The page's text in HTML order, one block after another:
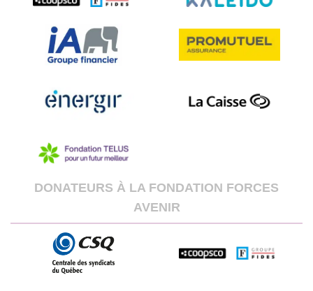
DONATEURS À LA FONDATION FORCES
AVENIR